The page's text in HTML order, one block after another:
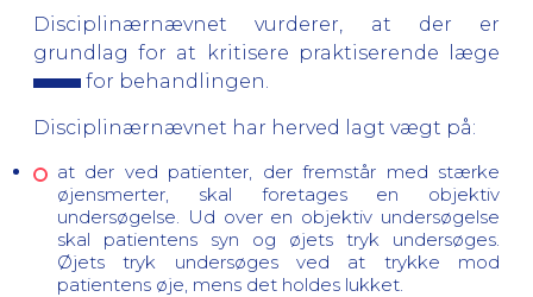
Disciplinærnævnet vurderer, at der er
grundlag for at kritisere praktiserende læge
for behandlingen.
Disciplinærnævnet har herved lagt vægt på:
at der ved patienter, der fremstår med stærke
øjensmerter, skal foretages en objektiv
undersøgelse. Ud over en objektiv undersøgelse
skal patientens syn og øjets tryk undersøges.
Øjets tryk undersøges ved at trykke mod
patientens øje, mens det holdes lukket.